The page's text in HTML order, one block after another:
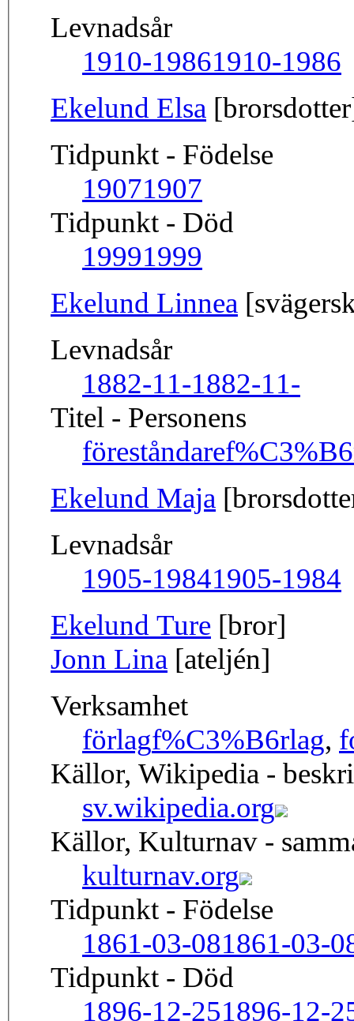
Levnadsår
1910-19861910-1986
Ekelund Elsa
Tidpunkt - Födelse
19071907
Tidpunkt - Död
19991999
Ekelund Linnea
Levnadsår
1882-11-1882-11-
Titel - Personens
föreståndare
Ekelund Maja
Levnadsår
1905-19841905-1984
Ekelund Ture [bror]
Jonn Lina [ateljén]
Verksamhet
förlagf%C3%B6rlag,
Källor, Wikipedia -
sv.wikipedia.org
Källor, Kulturnav -
kulturnav.org
Tidpunkt - Födelse
1861-03-081861-03-
Tidpunkt - Död
1896-12-251896-12-